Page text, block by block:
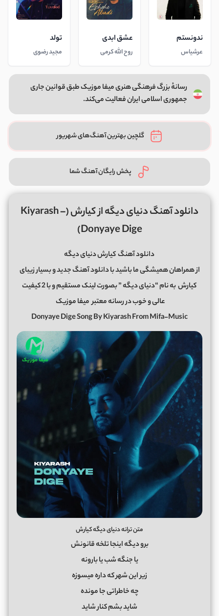
ندونستم
عرشیاس
عشق ابدی
روح الله کرمی
تولد
مجید رضوی
رسانهٔ بزرگ فرهنگی هنری میفا موزیک طبق قوانین جاری
جمهوری اسلامی ایران فعالیت می‌کند.
گلچین بهترین آهنگ‌های شهریور
پخش رایگان آهنگ شما
دانلود آهنگ دنیای دیگه از کیارش (Kiyarash –
Donyaye Dige)
دانلود آهنگکیارش دنیای دیگه
از همراهان همیشگی ما باشید با دانلود آهنگ جدید و بسیار زیبای
کیارش
به نام “دنیای دیگه ” بصورت لینک مستقیم و با 2 کیفیت
عالی و خوب در رسانه معتبرمیفا موزیک
Donyaye Dige Song By Kiyarash From Mifa-Music
متن ترانه دنیای دیگه کیارش
ﺑﺮو دﻳﮕﻪ اﻳﻨﺠﺎ ﺗﻠﺨﻪ ﻗﺎﻧﻮﻧﺶ
ﻳﺎ ﺟﻨﮕﻪ ﺷﺐ ﻳﺎ ﺑﺎروﻧﻪ
زﻳﺮ اﻳﻦ ﺷﻬﺮ ﻛﻪ داره ﻣﻴﺴﻮزه
ﭼﻪ ﺧﺎﻃﺮاﺗﻰ ﺟﺎ ﻣﻮﻧﺪه
ﺷﺎﻳﺪ ﺑﺸﻢ ﻛﻨﺎر ﺷﺎﻳﺪ